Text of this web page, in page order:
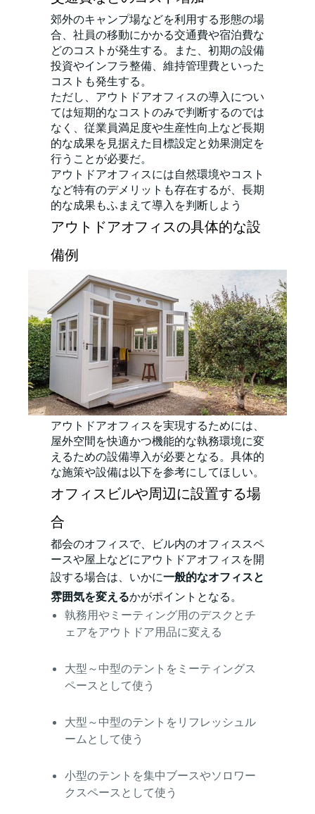
郊外のキャンプ場などを利用する形態の場
合、社員の移動にかかる交通費や宿泊費な
どのコストが発生する。また、初期の設備
投資やインフラ整備、維持管理費といった
コストも発生する。
ただし、アウトドアオフィスの導入につい
ては短期的なコストのみで判断するのでは
なく、従業員満足度や生産性向上など長期
的な成果を見据えた目標設定と効果測定を
行うことが必要だ。
アウトドアオフィスには自然環境やコスト
など特有のデメリットも存在するが、長期
的な成果もふまえて導入を判断しよう
アウトドアオフィスの具体的な設
備例
アウトドアオフィスを実現するためには、
屋外空間を快適かつ機能的な執務環境に変
えるための設備導入が必要となる。具体的
な施策や設備は以下を参考にしてほしい。
オフィスビルや周辺に設置する場
合
都会のオフィスで、ビル内のオフィススペ
ースや屋上などにアウトドアオフィスを開
設する場合は、いかに一般的なオフィスと
雰囲気を変えるかがポイントとなる。
執務用やミーティング用のデスクとチ
ェアをアウトドア用品に変える
大型～中型のテントをミーティングス
ペースとして使う
大型～中型のテントをリフレッシュル
ームとして使う
小型のテントを集中ブースやソロワー
クスペースとして使う